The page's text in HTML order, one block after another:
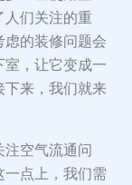
人们关注的重
的装修问题会
，让它变成一
下来，我们就来
空气流通问
点上，我们需